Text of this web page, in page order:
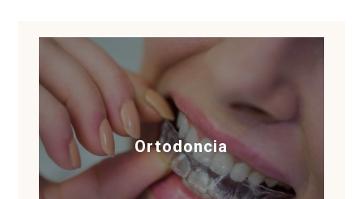
Ortodoncia